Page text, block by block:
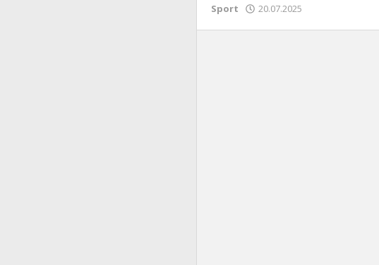
Sport 20.07.2025